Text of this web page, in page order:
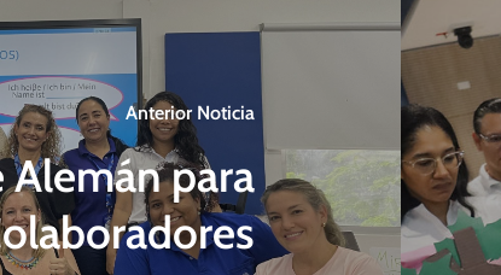
Anterior Noticia
Alemán para